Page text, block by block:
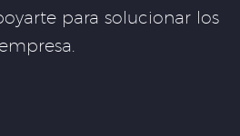
para solucionar los